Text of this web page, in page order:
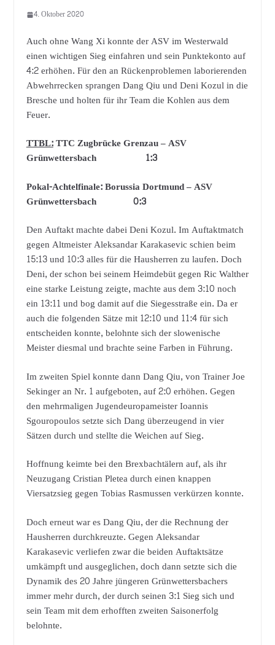
4. Oktober 2020
Auch ohne Wang Xi konnte der ASV im Westerwald
einen wichtigen Sieg einfahren und sein Punktekonto auf
4:2 erhöhen. Für den an Rückenproblemen laborierenden
Abwehrrecken sprangen Dang Qiu und Deni Kozul in die
Bresche und holten für ihr Team die Kohlen aus dem
Feuer.
TTBL:TTC Zugbrücke Grenzau – ASV
Grünwettersbach 1:3
Pokal-Achtelfinale: Borussia Dortmund – ASV
Grünwettersbach 0:3
Den Auftakt machte dabei Deni Kozul. Im Auftaktmatch
gegen Altmeister Aleksandar Karakasevic schien beim
15:13 und 10:3 alles für die Hausherren zu laufen. Doch
Deni, der schon bei seinem Heimdebüt gegen Ric Walther
eine starke Leistung zeigte, machte aus dem 3:10 noch
ein 13:11 und bog damit auf die Siegesstraße ein. Da er
auch die folgenden Sätze mit 12:10 und 11:4 für sich
entscheiden konnte, belohnte sich der slowenische
Meister diesmal und brachte seine Farben in Führung.
Im zweiten Spiel konnte dann Dang Qiu, von Trainer Joe
Sekinger an Nr. 1 aufgeboten, auf 2:0 erhöhen. Gegen
den mehrmaligen Jugendeuropameister Ioannis
Sgouropoulos setzte sich Dang überzeugend in vier
Sätzen durch und stellte die Weichen auf Sieg.
Hoffnung keimte bei den Brexbachtälern auf, als ihr
Neuzugang Cristian Pletea durch einen knappen
Viersatzsieg gegen Tobias Rasmussen verkürzen konnte.
Doch erneut war es Dang Qiu, der die Rechnung der
Hausherren durchkreuzte. Gegen Aleksandar
Karakasevic verliefen zwar die beiden Auftaktsätze
umkämpft und ausgeglichen, doch dann setzte sich die
Dynamik des 20 Jahre jüngeren Grünwettersbachers
immer mehr durch, der durch seinen 3:1 Sieg sich und
sein Team mit dem erhofften zweiten Saisonerfolg
belohnte.